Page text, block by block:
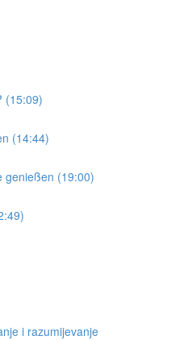
(15:09)
(14:44)
genießen (19:00)
i razumijevanje